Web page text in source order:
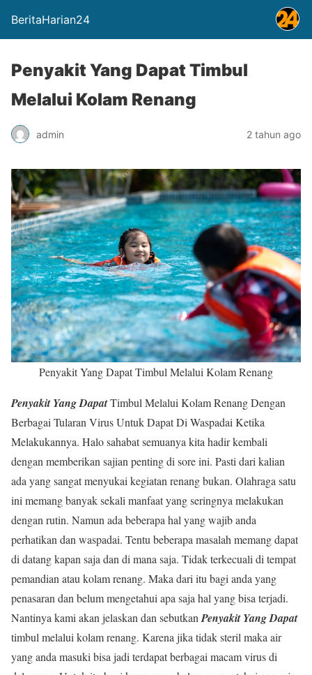
BeritaHarian24
Penyakit Yang Dapat Timbul
Melalui Kolam Renang
admin 2 tahun ago
Penyakit Yang Dapat Timbul Melalui Kolam Renang
Penyakit Yang DapatTimbul Melalui Kolam Renang Dengan
Berbagai Tularan Virus Untuk Dapat Di Waspadai Ketika
Melakukannya. Halo sahabat semuanya kita hadir kembali
dengan memberikan sajian penting di sore ini. Pasti dari kalian
ada yang sangat menyukai kegiatan renang bukan. Olahraga satu
ini memang banyak sekali manfaat yang seringnya melakukan
dengan rutin. Namun ada beberapa hal yang wajib anda
perhatikan dan waspadai. Tentu beberapa masalah memang dapat
di datang kapan saja dan di mana saja. Tidak terkecuali di tempat
pemandian atau kolam renang. Maka dari itu bagi anda yang
penasaran dan belum mengetahui apa saja hal yang bisa terjadi.
Nantinya kami akan jelaskan dan sebutkan Penyakit Yang Dapat
timbul melalui kolam renang. Karena jika tidak steril maka air
yang anda masuki bisa jadi terdapat berbagai macam virus di